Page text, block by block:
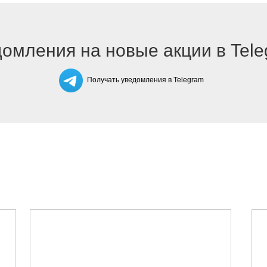
на новые акции в
Получать уведомления в Telegram